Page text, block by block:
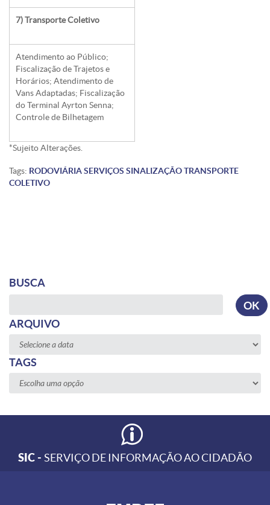
7) Transporte Coletivo
Atendimento ao Público;
Fiscalização de Trajetos e
Horários; Atendimento de
Vans Adaptadas; Fiscalização
do Terminal Ayrton Senna;
Controle de Bilhetagem
*Sujeito Alterações.
Tags: RODOVIÁRIASERVIÇOS SINALIZAÇÃOTRANSPORTE
COLETIVO
BUSCA
OK
ARQUIVO
TAGS
SIC - SERVIÇO DE INFORMAÇÃO AO CIDADÃO